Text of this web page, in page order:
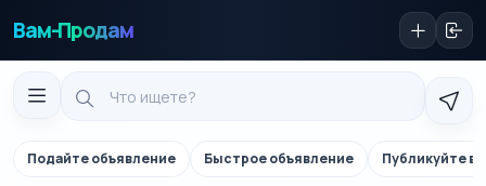
Вам-Продам
Подайте объявление Быстрое объявление Публикуйте в